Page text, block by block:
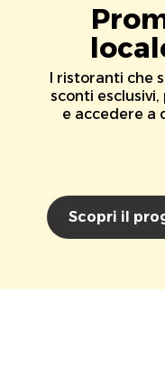
I ristoranti che
sconti
e accedere a
Scopri il